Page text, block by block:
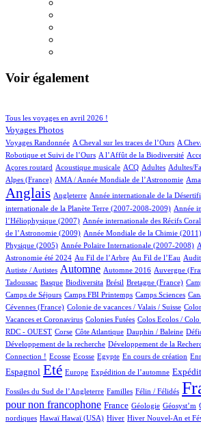
Voir également
Tous les voyages en avril 2026 !
221/934
Voyages Photos
153/934
Voyages Randonnée
4/934 A Cheval sur les traces de l’Ours
5/934
A
Robotique et Suivi de l’Ours
5/934 A l’Affût de la Biodiversité
2/934
3/934
1/934
Açores routard
2/934 Acoustique musicale
100/934 ACQ
27/934 Adultes
12/934 Adultes/
2/934
70/934
19/934
Alpes (France)
12/934 AMA / Année Mondiale de l’Astronomie
5/934
258/934
722/934
Anglais
66/934 Angleterre
6/934 Année internationale de la
14/934
internationale de la Planète Terre (2007-2008-2009)
4/934
Année
l’Héliophysique (2007)
1/934 Année internationale des Récifs
12/934
de l’Astronomie (2009)
2/934 Année Mondiale de la Chimie (2011)
15/934
Physique (2005)
6/934 Année Polaire Internationale (2007-2008)
3/934
2/934
77/934
Astronomie été 2024
24/934 Au Fil de l’Arbre
18/934 Au Fil de l’Eau
2/934
1/934
2/934
Autiste / Autistes
433/934 Automne
4/934 Automne 2016
4/934 Auvergne
1/934
2/934
Tadoussac
1/934 Basque
80/934 Biodiversita
1/934 Brésil
13/934 Bretagne (France)
110/934
Camps de Séjours
5/934 Camps FBI Printemps
13/934 Camps Sciences
4/934
2/934
1/934
Cévennes (France)
1/934 Colonie de vacances / Valais / Suisse
4/934
3/934
Vacances et Coronavirus
1/934 Colonies Futées
1/934 Colos Ecolos /
1/934
2/934
RDC - OUEST
1/934 Corse
17/934 Côte Atlantique
1/934 Dauphin / Baleine
2/934
1/934
Développement de la recherche
1/934 Développement de la
2/934
15/934
Connection !
1/934 Ecosse
1/934 Ecosse
1/934 Egypte
14/934 En cours de création
2/934
19/934
13/934
253/934
Espagnol
712/934 Eté
10/934 Europe
178/934 Expédition de l’automne
266/934
4/934
Fossiles du Sud de l’Angleterre Familles Félin / Félidés
pour non francophone
293/934 France
37/934 Géologie
1/934 Géosyst’m
1/934
1/934
1/934
3/934
nordiques
2/934 Hawaï
2/934 Hawaï (USA)
155/934 Hiver
23/934 Hiver Nouvel-An et
9/934
2/934
2/934